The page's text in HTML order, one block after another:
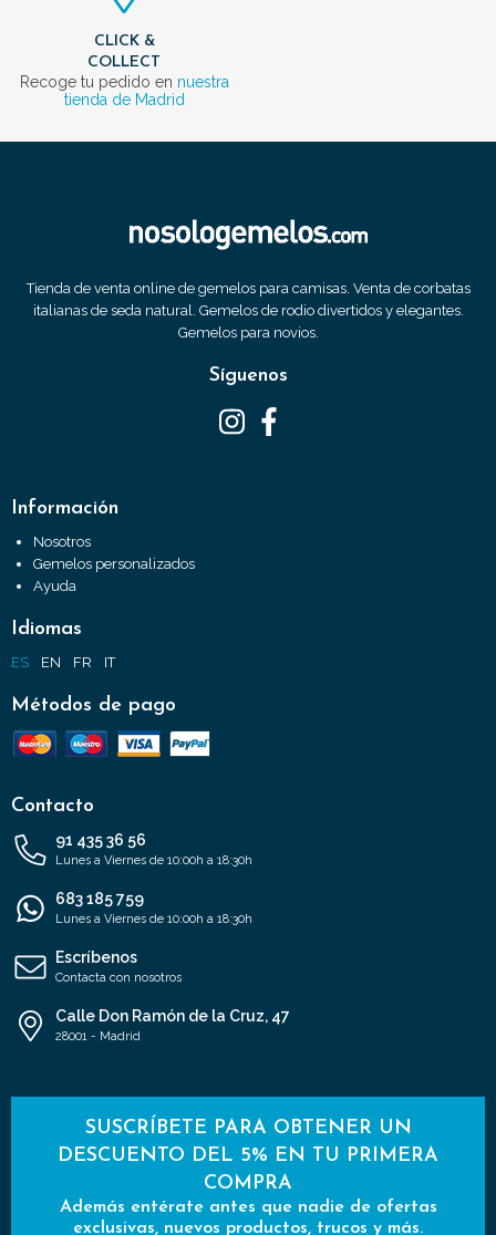
CLICK &
COLLECT
Recoge tu pedido en nuestra
tienda de Madrid
Tienda de venta online de gemelos para camisas. Venta de corbatas
italianas de seda natural. Gemelos de rodio divertidos y elegantes.
Gemelos para novios.
Síguenos
Información
Nosotros
Gemelos personalizados
Ayuda
Idiomas
ES EN FR IT
Métodos de pago
Contacto
91 435 36 56
Lunes a Viernes de 10:00h a 18:30h
683 185 759
Lunes a Viernes de 10:00h a 18:30h
Escríbenos
Contacta con nosotros
Calle Don Ramón de la Cruz, 47
28001 - Madrid
SUSCRÍBETE PARA OBTENER UN
DESCUENTO DEL 5% EN TU PRIMERA
COMPRA
Además entérate antes que nadie de ofertas
exclusivas, nuevos productos, trucos y más.